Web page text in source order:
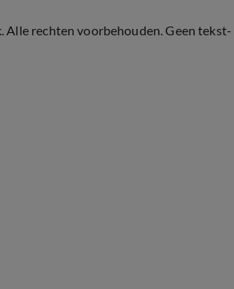
Alle rechten voorbehouden. Geen tekst-